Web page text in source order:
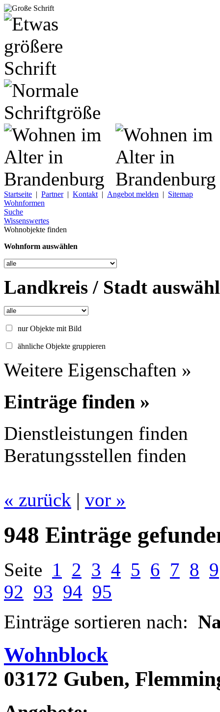
Startseite | Partner| Kontakt | Angebot melden | Sitemap
Wohnformen
Suche
Wissenswertes
Wohnobjekte finden
Wohnform auswählen
Landkreis / Stadt
nur Objekte mit Bild
ähnliche Objekte gruppieren
Weitere Eigenschaften »
Einträge finden »
Dienstleistungen finden
Beratungsstellen finden
« zurück | vor »
948 Einträge
Seite 1 2 3 4 5 6 7 8 9
92 93 94 95
Einträge sortieren nach:
Wohnblock
03172 Guben,